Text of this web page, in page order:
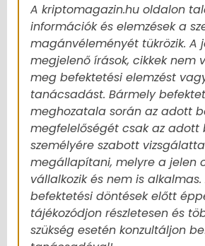
A kriptomagazin.hu oldalon
információk és elemzések a
magánvéleményét tükrözik. A
megjelenő írások, cikkek nem
meg befektetési elemzést
tanácsadást. Bármely
meghozatala során az adott
megfelelőségét csak az adott
személyére szabott
megállapítani, melyre a jelen
vállalkozik és nem is alkalmas.
befektetési döntések előtt
tájékozódjon részletesen és
szükség esetén konzultáljon